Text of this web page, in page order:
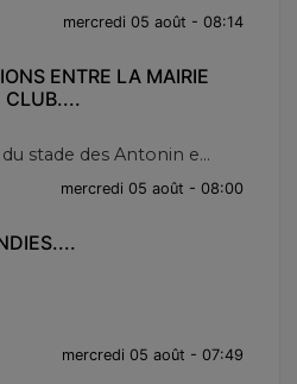
mercredi 05 août - 08:14
ENTRE LA MAIRIE
CLUB....
stade des Antonin e...
mercredi 05 août - 08:00
mercredi 05 août - 07:49